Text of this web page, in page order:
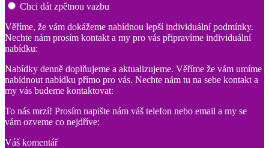
Chci dát zpětnou vazbu
Věříme, že vám dokážeme nabídnou lepší individuální podmínky.
Nechte nám prosím kontakt a my pro vás připravíme individuální
nabídku:
Nabídky denně doplňujeme a aktualizujeme. Věříme že vám umíme
nabídnout nabídku přímo pro vás. Nechte nám tu na sebe kontakt a
my vás budeme kontaktovat:
To nás mrzí! Prosím napište nám váš telefon nebo email a my se
vám ozveme co nejdříve:
Váš komentář